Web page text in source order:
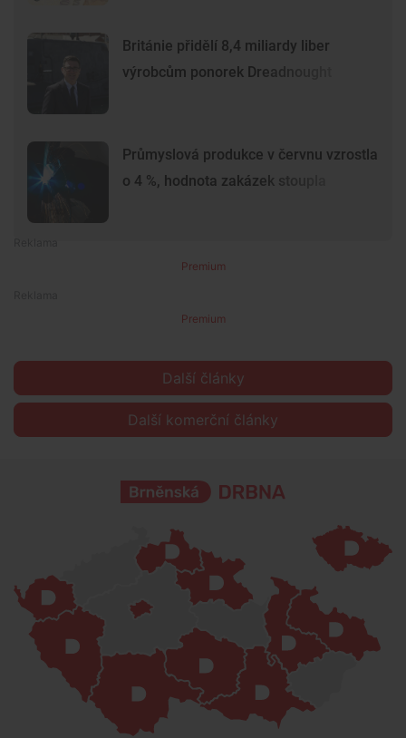
Británie přidělí 8,4 miliardy liber
výrobcům ponorek Dreadnought
Průmyslová produkce v červnu vzrostla
o 4 %, hodnota zakázek stoupla
Premium
Premium
Další články
Další komerční články